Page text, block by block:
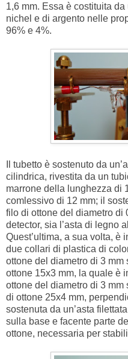
1,6 mm. Essa è costituita
nichel e di argento nelle
96% e 4%.
Il tubetto è sostenuto da
cilindrica, rivestita da un
marrone della lunghezza di
comlessivo di 12 mm; il
filo di ottone del diametro di
detector, sia l’asta di legno
Quest’ultima, a sua volta, è
due collari di plastica di
ottone del diametro di 3
ottone 15x3 mm, la quale è
ottone del diametro di 3 mm
di ottone 25x4 mm,
sostenuta da un’asta
sulla base e facente parte
ottone, necessaria per